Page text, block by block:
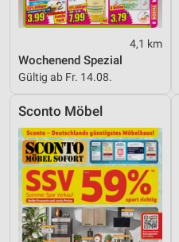
4,1 km
Wochenend Spezial
Gültig ab Fr. 14.08.
Sconto Möbel